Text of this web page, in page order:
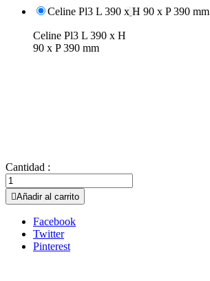
Celine Pl3 L 390 x H 90 x P 390 mm
Celine Pl3 L 390 x H
90 x P 390 mm
Cantidad :
Añadir al carrito
Facebook
Twitter
Pinterest